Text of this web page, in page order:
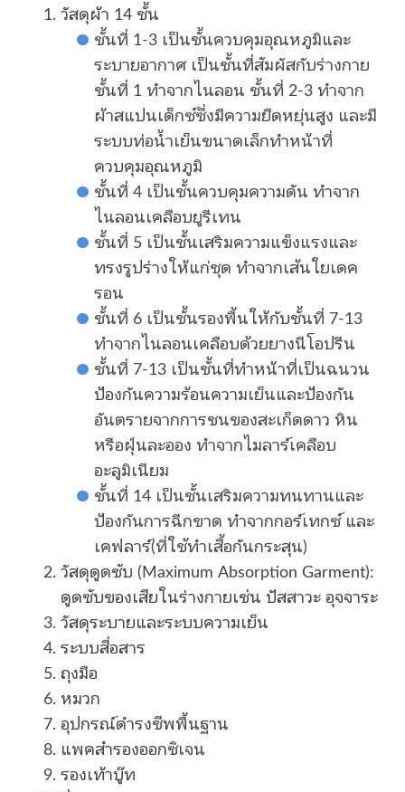
วัสดุผ้า 14 ชั้น
ชั้นที่ 1-3 เป็นชั้นควบคุมอุณหภูมิและ
ระบายอากาศ เป็นชั้นที่สัมผัสกับร่างกาย
ชั้นที่ 1 ทำจากไนลอน ชั้นที่ 2-3 ทำจาก
ผ้าสแปนเด็กซ์ซึ่งมีความยืดหยุ่นสูง และมี
ระบบท่อน้ำเย็นขนาดเล็กทำหน้าที่
ควบคุมอุณหภูมิ
ชั้นที่ 4 เป็นชั้นควบคุมความดัน ทำจาก
ไนลอนเคลือบยูรีเทน
ชั้นที่ 5 เป็นชั้นเสริมความแข็งแรงและ
ทรงรูปร่างให้แก่ชุด ทำจากเส้นใยเดค
รอน
ชั้นที่ 6 เป็นชั้นรองพื้นให้กับชั้นที่ 7-13
ทำจากไนลอนเคลือบด้วยยางนีโอปรีน
ชั้นที่ 7-13 เป็นชั้นที่ทำหน้าที่เป็นฉนวน
ป้องกันความร้อนความเย็นและป้องกัน
อันตรายจากการชนของสะเก็ดดาว หิน
หรือฝุ่นละออง ทำจากไมลาร์เคลือบ
อะลูมิเนียม
ชั้นที่ 14 เป็นชั้นเสริมความทนทานและ
ป้องกันการฉีกขาด ทำจากกอร์เทกซ์ และ
เคฟลาร์(ที่ใช้ทำเสื้อกันกระสุน)
วัสดุดูดซับ (Maximum Absorption Garment):
ดูดซับของเสียในร่างกายเช่น ปัสสาวะ อุจจาระ
วัสดุระบายและระบบความเย็น
ระบบสื่อสาร
ถุงมือ
หมวก
อุปกรณ์ดำรงชีพพื้นฐาน
แพคสำรองออกซิเจน
รองเท้าบู๊ท